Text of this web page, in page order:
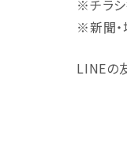
※チラシ
※新聞・
LINEの